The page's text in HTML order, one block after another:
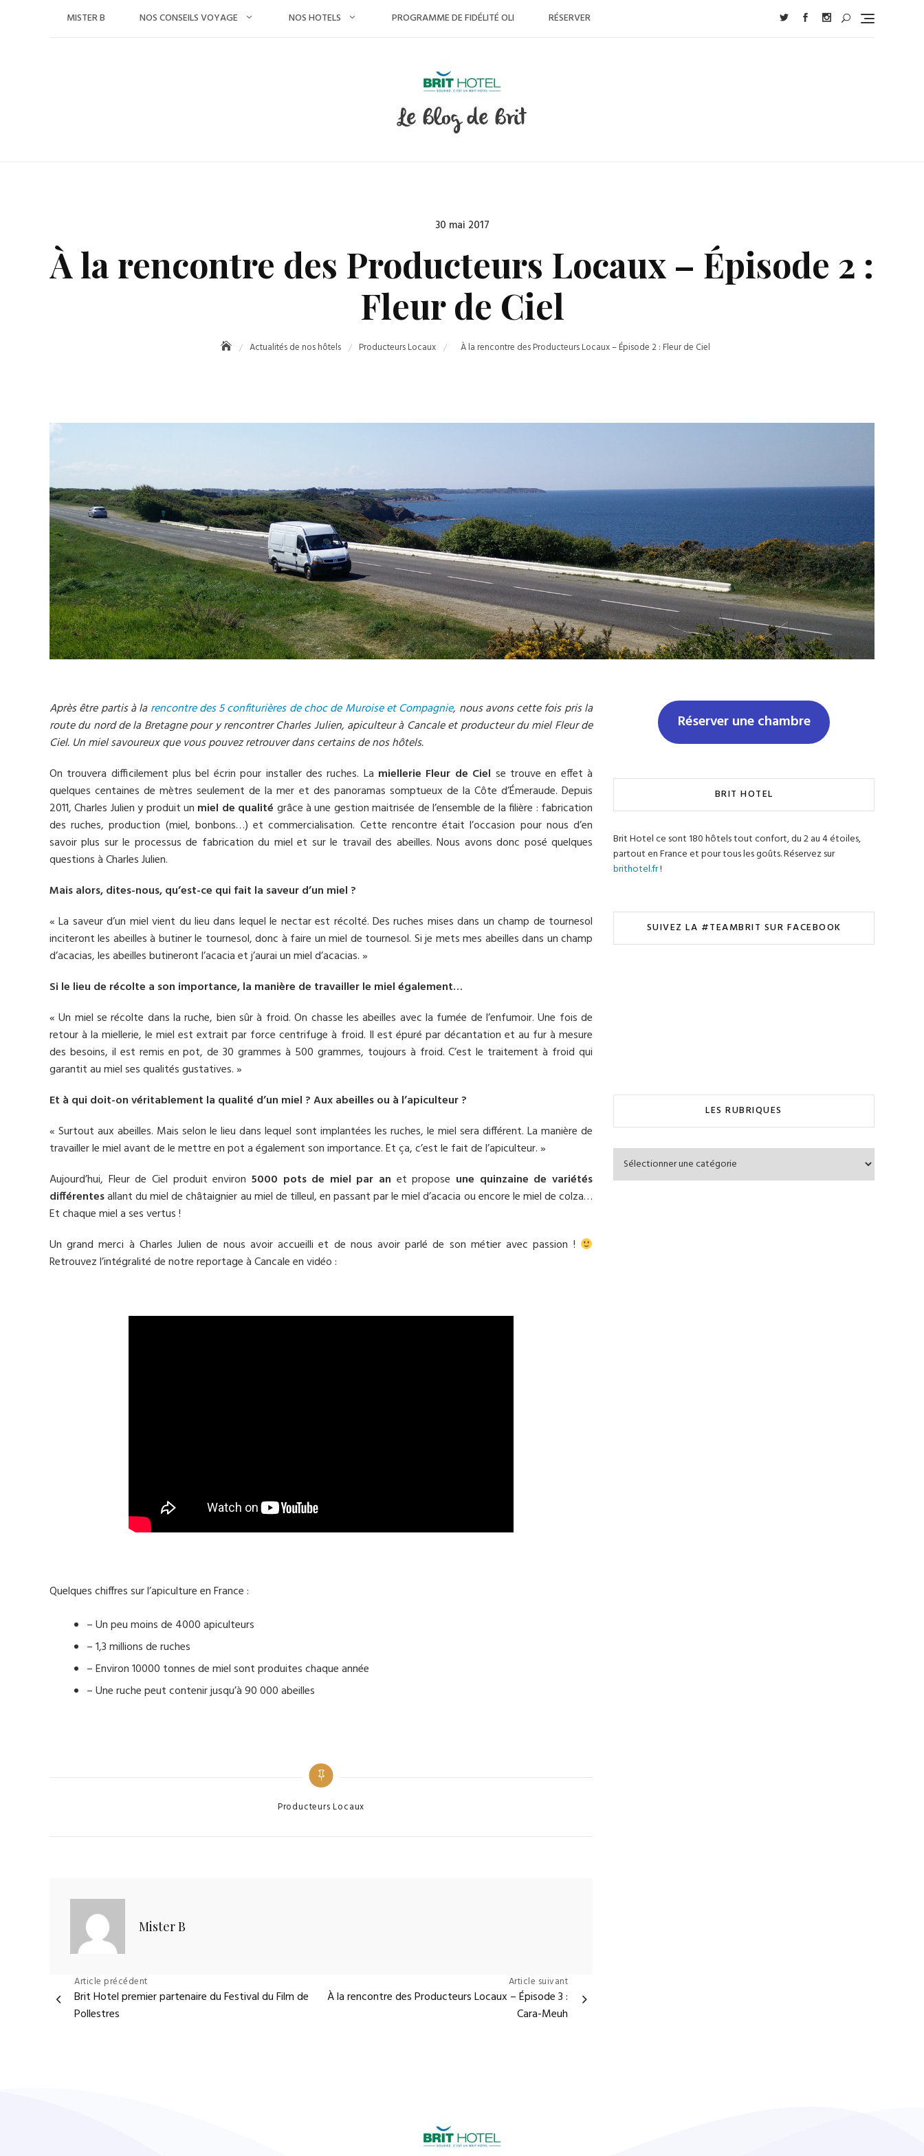
MISTER B NOS CONSEILS VOYAGE NOS HOTELS PROGRAMME DE FIDÉLITÉ OLI RÉSERVER
Posted
30 mai 2017
À la rencontre des Producteurs Locaux – Épisode 2 :
Fleur de Ciel
Actualités de nos hôtels Producteurs Locaux À la rencontre des Producteurs Locaux – Épisode 2 : Fleur de Ciel
Après être partis à larencontre des 5 confiturières de choc de Muroise et Compagnie, nous avons cette fois pris la
route du nord de la Bretagne pour y rencontrer Charles Julien, apiculteur à Cancale et producteur du miel Fleur de
Ciel. Un miel savoureux que vous pouvez retrouver dans certains de nos hôtels.
On trouvera difficilement plus bel écrin pour installer des ruches. La miellerie Fleur de Ciel se trouve en effet à
quelques centaines de mètres seulement de la mer et des panoramas somptueux de la Côte d’Émeraude. Depuis
2011, Charles Julien y produit un miel de qualité grâce à une gestion maitrisée de l’ensemble de la filière : fabrication
des ruches, production (miel, bonbons…) et commercialisation. Cette rencontre était l’occasion pour nous d’en
savoir plus sur le processus de fabrication du miel et sur le travail des abeilles. Nous avons donc posé quelques
questions à Charles Julien.
Mais alors, dites-nous, qu’est-ce qui fait la saveur d’un miel ?
« La saveur d’un miel vient du lieu dans lequel le nectar est récolté. Des ruches mises dans un champ de tournesol
inciteront les abeilles à butiner le tournesol, donc à faire un miel de tournesol. Si je mets mes abeilles dans un champ
d’acacias, les abeilles butineront l’acacia et j’aurai un miel d’acacias. »
Si le lieu de récolte a son importance, la manière de travailler le miel également…
« Un miel se récolte dans la ruche, bien sûr à froid. On chasse les abeilles avec la fumée de l’enfumoir. Une fois de
retour à la miellerie, le miel est extrait par force centrifuge à froid. Il est épuré par décantation et au fur à mesure
des besoins, il est remis en pot, de 30 grammes à 500 grammes, toujours à froid. C’est le traitement à froid qui
garantit au miel ses qualités gustatives. »
Et à qui doit-on véritablement la qualité d’un miel ? Aux abeilles ou à l’apiculteur ?
« Surtout aux abeilles. Mais selon le lieu dans lequel sont implantées les ruches, le miel sera différent. La manière de
travailler le miel avant de le mettre en pot a également son importance. Et ça, c’est le fait de l’apiculteur. »
Aujourd’hui, Fleur de Ciel produit environ 5000 pots de miel par an et propose une quinzaine de variétés
différentesallant du miel de châtaignier au miel de tilleul, en passant par le miel d’acacia ou encore le miel de colza…
Et chaque miel a ses vertus !
Un grand merci à Charles Julien de nous avoir accueilli et de nous avoir parlé de son métier avec passion !
Retrouvez l’intégralité de notre reportage à Cancale en vidéo :
Quelques chiffres sur l’apiculture en France :
– Un peu moins de 4000 apiculteurs
– 1,3 millions de ruches
– Environ 10000 tonnes de miel sont produites chaque année
– Une ruche peut contenir jusqu’à 90 000 abeilles
Categories
Producteurs Locaux
Mister B
Navigation
Article précédent
Brit Hotel premier partenaire du Festival du Film de
Pollestres
Article suivant
À la rencontre des Producteurs Locaux – Épisode 3 :
Cara-Meuh
Réserver une chambre
BRIT HOTEL
Brit Hotel ce sont 180 hôtels tout confort, du 2 au 4 étoiles,
partout en France et pour tous les goûts. Réservez sur
brithotel.fr!
SUIVEZ LA #TEAMBRIT SUR FACEBOOK
LES RUBRIQUES
Les
Rubriques